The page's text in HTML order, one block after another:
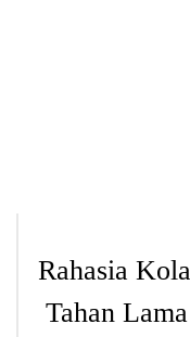
Rahasia
Tahan